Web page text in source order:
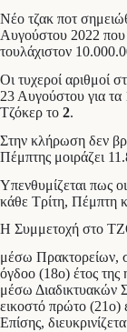
Νέο τζακ ποτ
Αυγούστου 2022 που
τουλάχιστον
Οι τυχεροί αριθμοί
23 Αυγούστου για τα
Τζόκερ το 2.
Στην κλήρωση δεν
Πέμπτης μοιράζει
Υπενθυμίζεται πως
κάθε Τρίτη, Πέμπτη
Η Συμμετοχή στο
μέσω Πρακτορείων,
όγδοο (18ο) έτος της
μέσω Διαδικτυακών
εικοστό πρώτο (21ο)
Επίσης,